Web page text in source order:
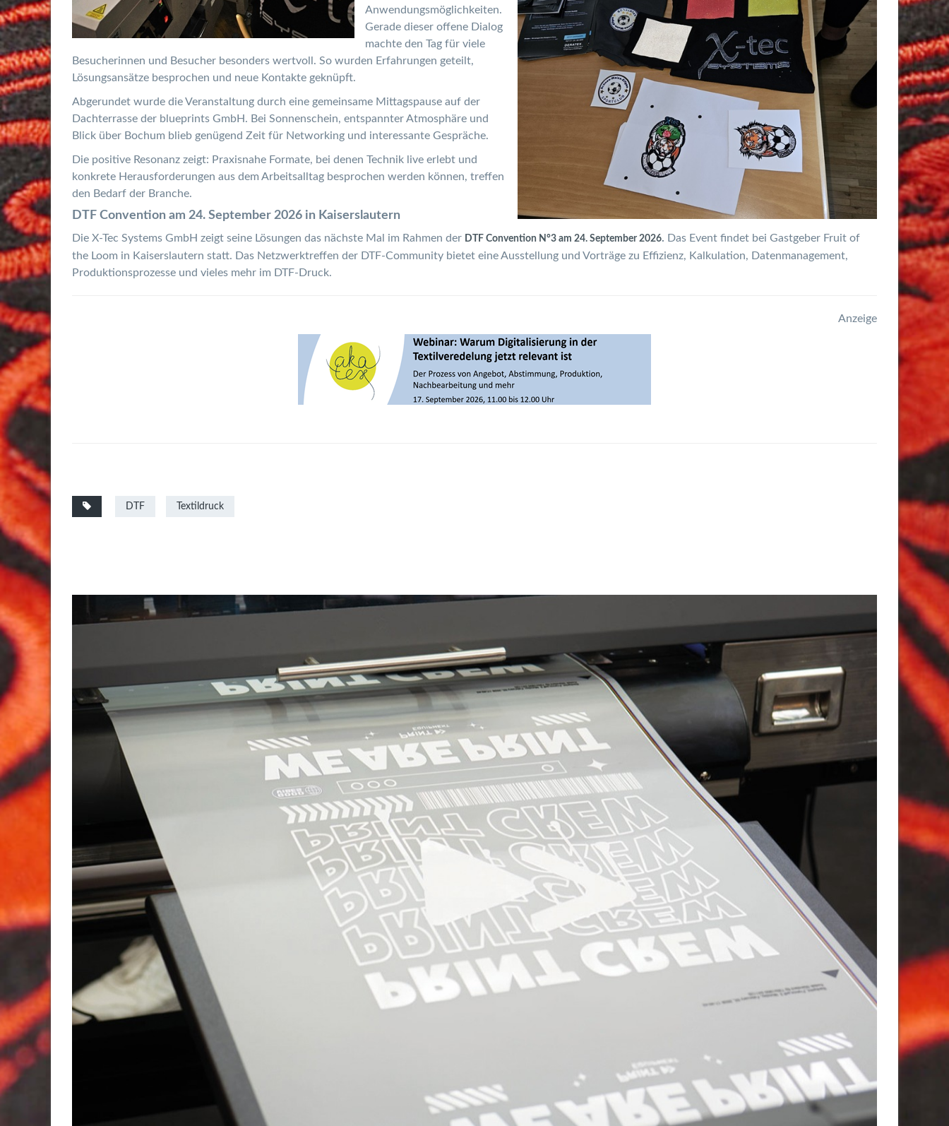
Anwendungsmöglichkeiten.
Gerade dieser offene Dialog
machte den Tag für viele
Besucherinnen und Besucher besonders wertvoll. So wurden Erfahrungen geteilt,
Lösungsansätze besprochen und neue Kontakte geknüpft.
Abgerundet wurde die Veranstaltung durch eine gemeinsame Mittagspause auf der
Dachterrasse der blueprints GmbH. Bei Sonnenschein, entspannter Atmosphäre und
Blick über Bochum blieb genügend Zeit für Networking und interessante Gespräche.
Die positive Resonanz zeigt: Praxisnahe Formate, bei denen Technik live erlebt und
konkrete Herausforderungen aus dem Arbeitsalltag besprochen werden können, treffen
den Bedarf der Branche.
DTF Convention am 24. September 2026 in Kaiserslautern
Die X-Tec Systems GmbH zeigt seine Lösungen das nächste Mal im Rahmen der DTF Convention N°3 am 24. September 2026. Das Event findet bei Gastgeber Fruit of
the Loom in Kaiserslautern statt. Das Netzwerktreffen der DTF-Community bietet eine Ausstellung und Vorträge zu Effizienz, Kalkulation, Datenmanagement,
Produktionsprozesse und vieles mehr im DTF-Druck.
Anzeige
DTF Textildruck